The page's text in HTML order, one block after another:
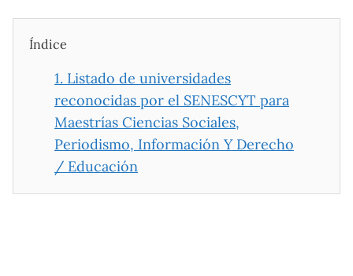
Índice
1. Listado de universidades
reconocidas por el SENESCYT para
Maestrías Ciencias Sociales,
Periodismo, Información Y Derecho
/ Educación